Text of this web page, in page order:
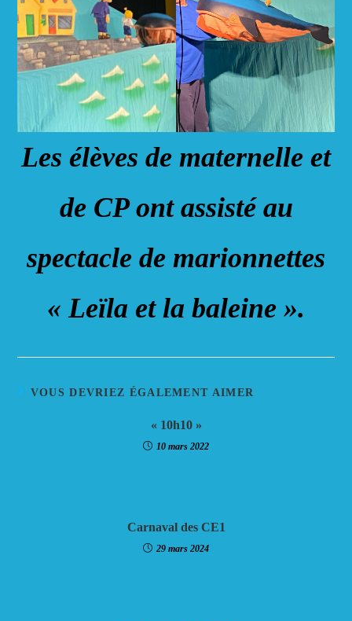
Les élèves de maternelle et
de CP ont assisté au
spectacle de marionnettes
« Leïla et la baleine ».
VOUS DEVRIEZ ÉGALEMENT AIMER
« 10h10 »
10 mars 2022
Carnaval des CE1
29 mars 2024